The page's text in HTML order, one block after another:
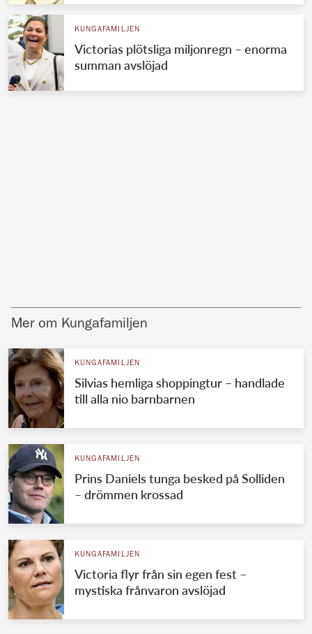
KUNGAFAMILJEN
Victorias plötsliga miljonregn – enorma
summan avslöjad
Mer om Kungafamiljen
KUNGAFAMILJEN
Silvias hemliga shoppingtur – handlade
till alla nio barnbarnen
KUNGAFAMILJEN
Prins Daniels tunga besked på Solliden
– drömmen krossad
KUNGAFAMILJEN
Victoria flyr från sin egen fest –
mystiska frånvaron avslöjad